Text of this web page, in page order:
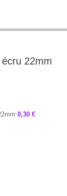
22mm
0,30 €